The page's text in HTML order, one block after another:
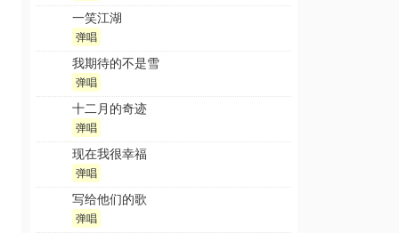
一笑江湖
弹唱
我期待的不是雪
弹唱
十二月的奇迹
弹唱
现在我很幸福
弹唱
写给他们的歌
弹唱